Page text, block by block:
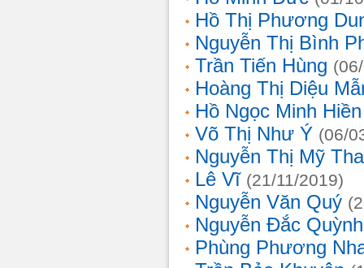
Hồ Thị Phương
Nguyễn Thị Bình
Trần Tiến Hùng
Hoàng Thị Diệu
Hồ Ngọc Minh Hiền
Võ Thị Như Ý (06/
Nguyễn Thị Mỹ
Lê Vĩ (21/11/2019)
Nguyễn Văn Quý
Nguyễn Đắc
Phùng Phương